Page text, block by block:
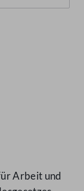
Arbeit und